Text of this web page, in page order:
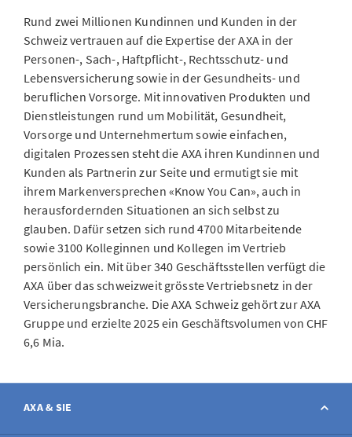
Rund zwei Millionen Kundinnen und Kunden in der
Schweiz vertrauen auf die Expertise der AXA in der
Personen-, Sach-, Haftpflicht-, Rechtsschutz- und
Lebensversicherung sowie in der Gesundheits- und
beruflichen Vorsorge. Mit innovativen Produkten und
Dienstleistungen rund um Mobilität, Gesundheit,
Vorsorge und Unternehmertum sowie einfachen,
digitalen Prozessen steht die AXA ihren Kundinnen und
Kunden als Partnerin zur Seite und ermutigt sie mit
ihrem Markenversprechen «Know You Can», auch in
herausfordernden Situationen an sich selbst zu
glauben. Dafür setzen sich rund 4700 Mitarbeitende
sowie 3100 Kolleginnen und Kollegen im Vertrieb
persönlich ein. Mit über 340 Geschäftsstellen verfügt die
AXA über das schweizweit grösste Vertriebsnetz in der
Versicherungsbranche. Die AXA Schweiz gehört zur AXA
Gruppe und erzielte 2025 ein Geschäftsvolumen von CHF
6,6 Mia.
AXA & SIE